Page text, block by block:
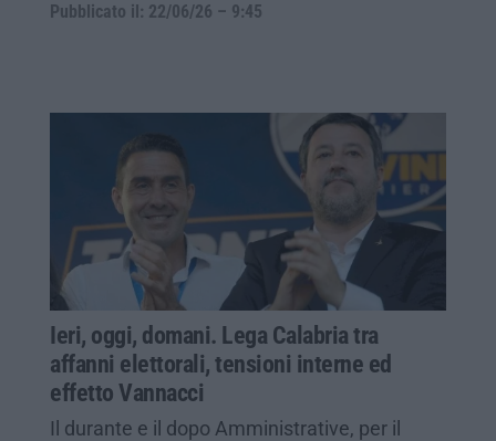
Pubblicato il: 22/06/26 – 9:45
Ieri, oggi, domani. Lega Calabria tra
affanni elettorali, tensioni interne ed
effetto Vannacci
Il durante e il dopo Amministrative, per il